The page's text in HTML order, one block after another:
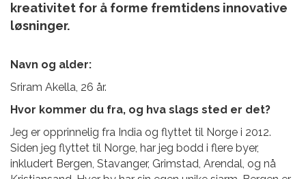
kreativitet for å forme fremtidens innovative
løsninger.
Navn og alder:
Sriram Akella, 26 år.
Hvor kommer du fra, og hva slags sted er det?
Jeg er opprinnelig fra India og flyttet til Norge i 2012.
Siden jeg flyttet til Norge, har jeg bodd i flere byer,
inkludert Bergen, Stavanger, Grimstad, Arendal, og nå